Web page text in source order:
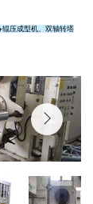
辊压成型机、双轴转塔